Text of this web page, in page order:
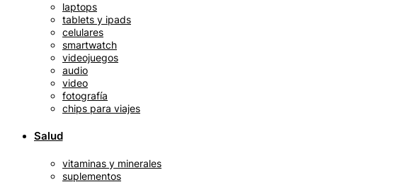
laptops
tablets y ipads
celulares
smartwatch
videojuegos
audio
video
fotografía
chips para viajes
Salud
vitaminas y minerales
suplementos